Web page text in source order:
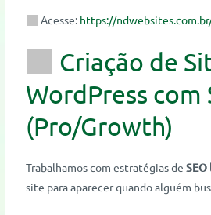
Acesse: https://
Criação de
WordPress com
(Pro/Growth)
Trabalhamos com estratégias de SEO
site para aparecer quando alguém